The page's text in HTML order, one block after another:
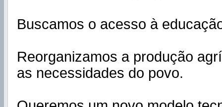
Buscamos o acesso à
Reorganizamos a produção
as necessidades do povo.